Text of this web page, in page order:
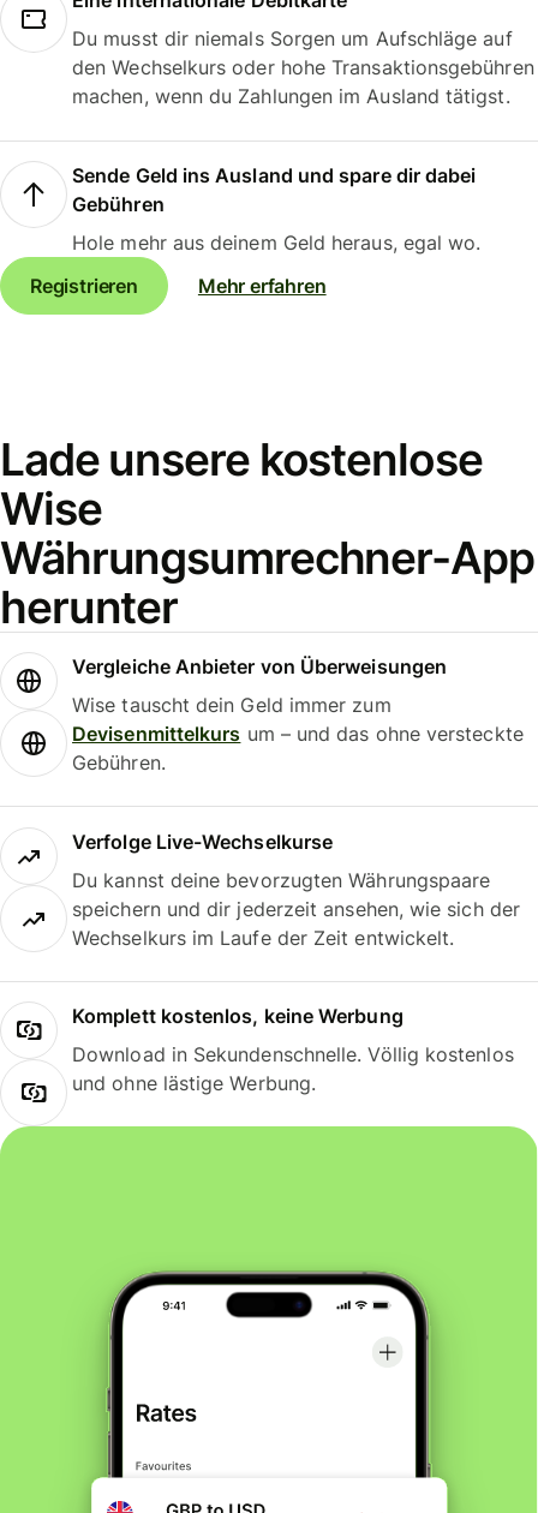
Du musst dir niemals Sorgen um Aufschläge auf
den Wechselkurs oder hohe Transaktionsgebühren
machen, wenn du Zahlungen im Ausland tätigst.
Sende Geld ins Ausland und spare dir dabei
Gebühren
Hole mehr aus deinem Geld heraus, egal wo.
Registrieren
Mehr erfahren
Lade unsere kostenlose
Wise
Währungsumrechner-App
herunter
Vergleiche Anbieter von Überweisungen
Wise tauscht dein Geld immer zum
Devisenmittelkurs um – und das ohne versteckte
Gebühren.
Verfolge Live-Wechselkurse
Du kannst deine bevorzugten Währungspaare
speichern und dir jederzeit ansehen, wie sich der
Wechselkurs im Laufe der Zeit entwickelt.
Komplett kostenlos, keine Werbung
Download in Sekundenschnelle. Völlig kostenlos
und ohne lästige Werbung.